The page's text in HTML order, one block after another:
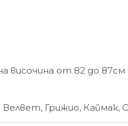
височина от 82 до 87см
Велвет, Грижио, Каймак,